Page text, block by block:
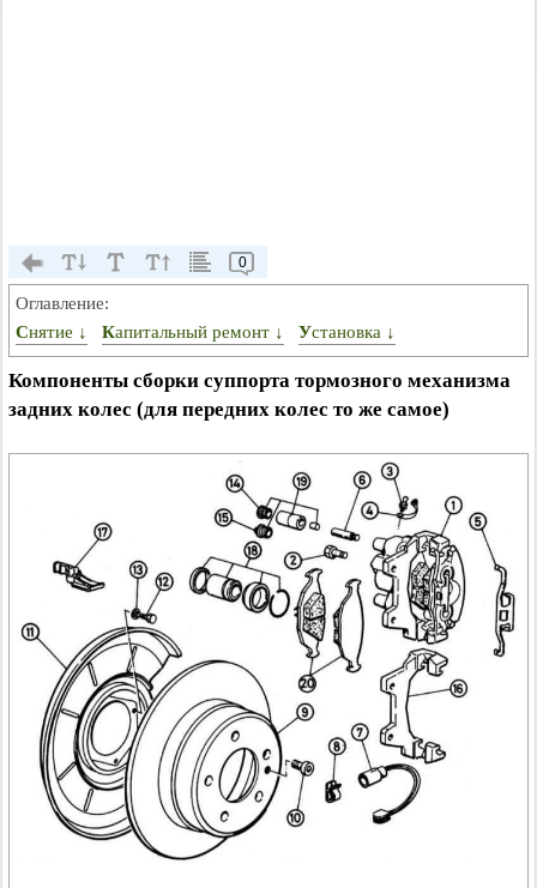
0
Оглавление:
Снятие ↓
Капитальный ремонт ↓ Установка ↓
Компоненты сборки суппорта тормозного механизма
задних колес (для передних колес то же самое)